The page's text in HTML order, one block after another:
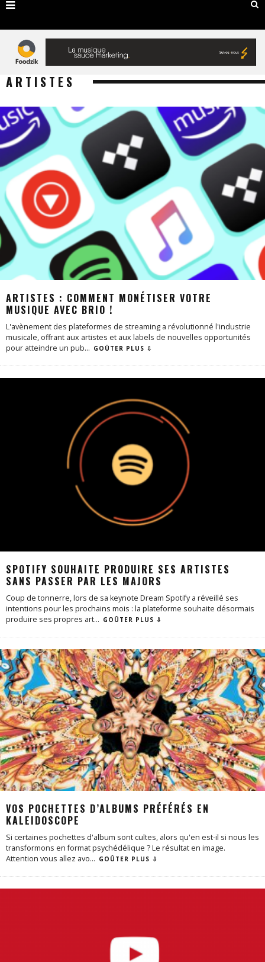
ARTISTES
ARTISTES : COMMENT MONÉTISER VOTRE
MUSIQUE AVEC BRIO !
L'avènement des plateformes de streaming a révolutionné l'industrie
musicale, offrant aux artistes et aux labels de nouvelles opportunités
pour atteindre un pub... GOÛTER PLUS ⇩
SPOTIFY SOUHAITE PRODUIRE SES ARTISTES
SANS PASSER PAR LES MAJORS
Coup de tonnerre, lors de sa keynote Dream Spotify a réveillé ses
intentions pour les prochains mois : la plateforme souhaite désormais
produire ses propres art... GOÛTER PLUS ⇩
VOS POCHETTES D’ALBUMS PRÉFÉRÉS EN
KALEIDOSCOPE
Si certaines pochettes d'album sont cultes, alors qu'en est-il si nous les
transformons en format psychédélique ? Le résultat en image.
Attention vous allez avo... GOÛTER PLUS ⇩